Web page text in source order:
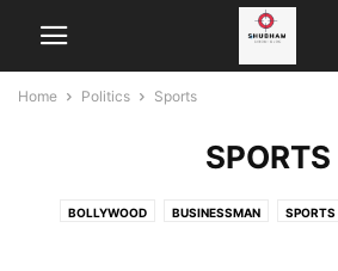
Home Politics Sports
SPORTS
BOLLYWOOD BUSINESSMAN SPORTS